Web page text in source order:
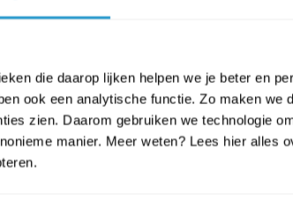
die daarop lijken helpen we je beter en
ook een analytische functie. Zo maken we
zien. Daarom gebruiken we technologie
manier. Meer weten? Lees hier
Bel of mail ons!
Binnen 24 uur antwoord op je vraag!